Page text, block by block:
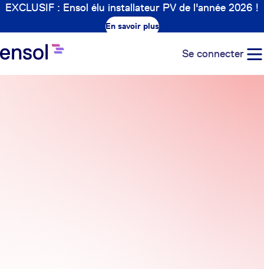
EXCLUSIF : Ensol élu installateur PV de l'année 2026 !
En savoir plus
Se connecter